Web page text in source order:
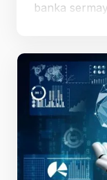
banka
dolar